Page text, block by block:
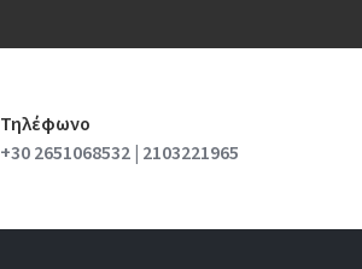
Τηλέφωνο
+30 2651068532 | 2103221965